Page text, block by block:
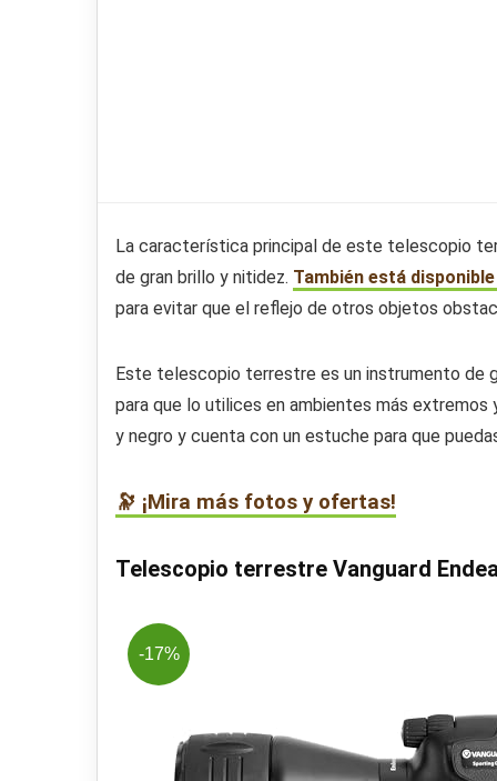
La característica principal de este telescopio
de gran brillo y nitidez. También está
para evitar que el reflejo de otros objetos
Este telescopio terrestre es un instrumento de
para que lo utilices en ambientes más extremos
y negro y cuenta con un estuche para que
🔭 ¡Mira más fotos y ofertas!
Telescopio terrestre Vanguard
-17%